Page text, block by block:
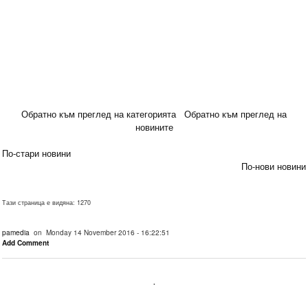
Обратно към преглед на категорията
Обратно към преглед на
новините
По-стари новини
По-нови новини
Тази страница е видяна: 1270
pamedia on Monday 14 November 2016 - 16:22:51
Add Comment
.